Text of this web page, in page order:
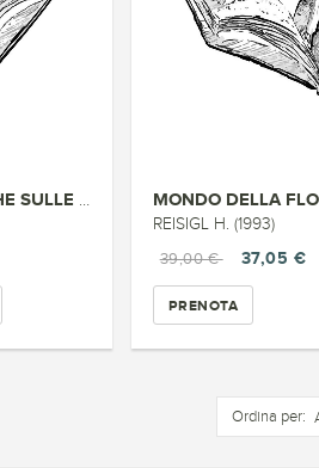
ESCURSIONI FLORISTICHE SULLE A...
MONDO DELLA
REISIGL H. (1993)
39,00 €
37,05 €
PRENOTA
Ordina per: